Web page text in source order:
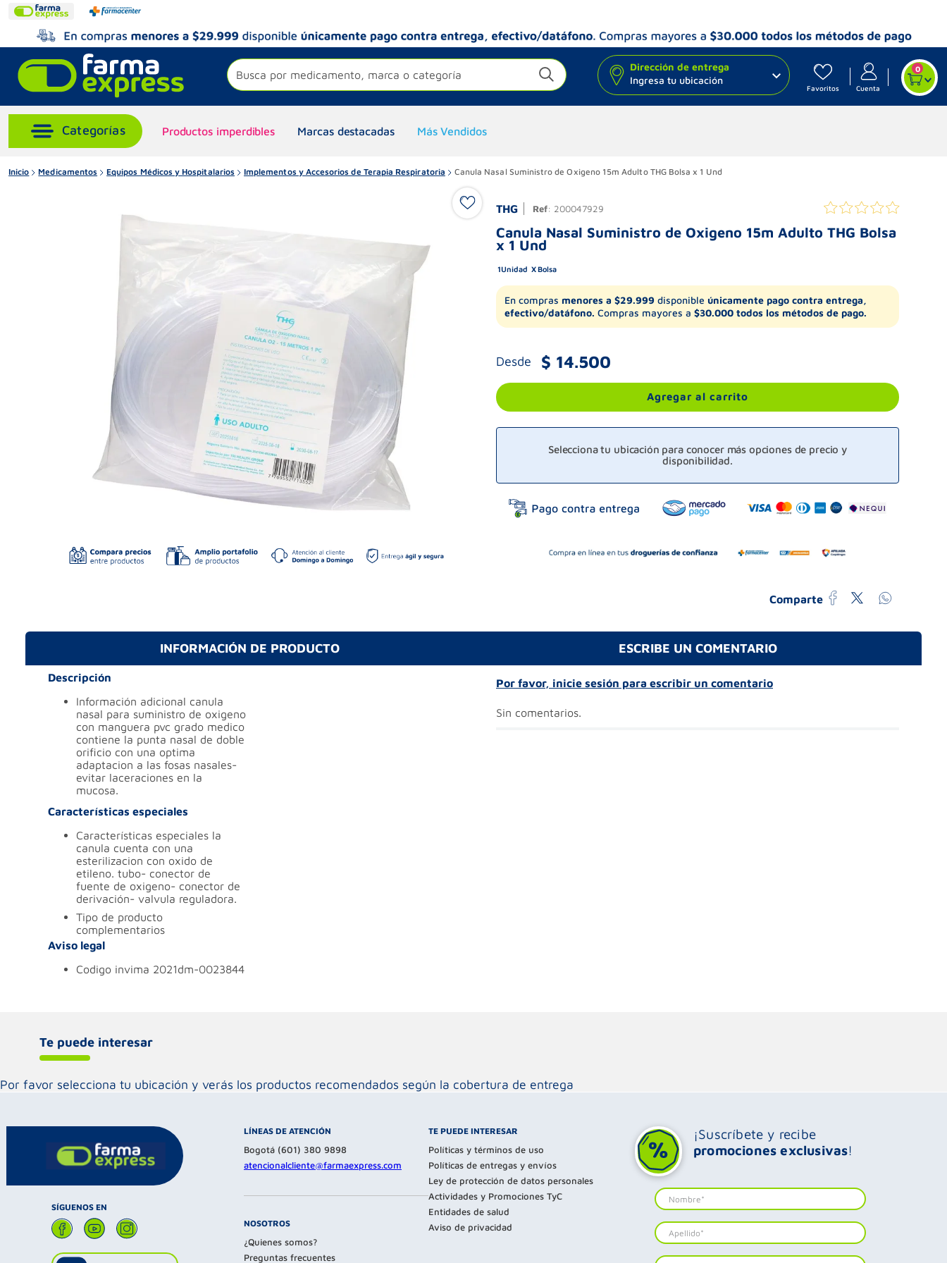
Busca por medicamento, marca o categoría
Dirección de entrega
Ingresa tu ubicación
Favoritos Cuenta
0
Productos imperdibles Marcas destacadas Más Vendidos
Inicio Medicamentos Equipos Médicos y Hospitalarios Implementos y Accesorios de Terapia Respiratoria Canula Nasal Suministro de Oxigeno 15m Adulto THG Bolsa x 1 Und
THG Ref: 200047929
Canula Nasal Suministro de Oxigeno 15m Adulto THG Bolsa
x 1 Und
1Unidad Bolsa
En compras menores a $29.999 disponible únicamente pago contra entrega,
efectivo/datáfono. Compras mayores a $30.000 todos los métodos de pago.
Desde $ 14.500
Agregar al carrito
Selecciona tu ubicación para conocer más opciones de precio y
disponibilidad.
Comparte
INFORMACIÓN DE PRODUCTO
Descripción
información adicional canula
nasal para suministro de oxigeno
con manguera pvc grado medico
contiene la punta nasal de doble
orificio con una optima
adaptacion a las fosas nasales-
evitar laceraciones en la
mucosa.
Características especiales
características especiales la
canula cuenta con una
esterilizacion con oxido de
etileno. tubo- conector de
fuente de oxigeno- conector de
derivación- valvula reguladora.
tipo de producto
complementarios
Aviso legal
codigo invima 2021dm-0023844
ESCRIBE UN COMENTARIO
Por favor, inicie sesión para escribir un comentario
Sin comentarios.
Te puede interesar
Por favor selecciona tu ubicación y verás los productos recomendados según la cobertura de entrega
SÍGUENOS EN
LÍNEAS DE ATENCIÓN
Bogotá (601) 380 9898
atencionalcliente@farmaexpress.com
NOSOTROS
¿Quienes somos?
Preguntas frecuentes
TE PUEDE INTERESAR
Políticas y términos de uso
Políticas de entregas y envíos
Ley de protección de datos personales
Actividades y Promociones TyC
Entidades de salud
Aviso de privacidad
¡Suscríbete y recibe
promociones exclusivas!